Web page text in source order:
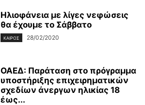
Ηλιοφάνεια με λίγες νεφώσεις
θα έχουμε το Σάββατο
ΚΑΙΡΌΣ 28/02/2020
ΟΑΕΔ: Παράταση στο πρόγραμμα
υποστήριξης επιχειρηματικών
σχεδίων άνεργων ηλικίας 18
έως...